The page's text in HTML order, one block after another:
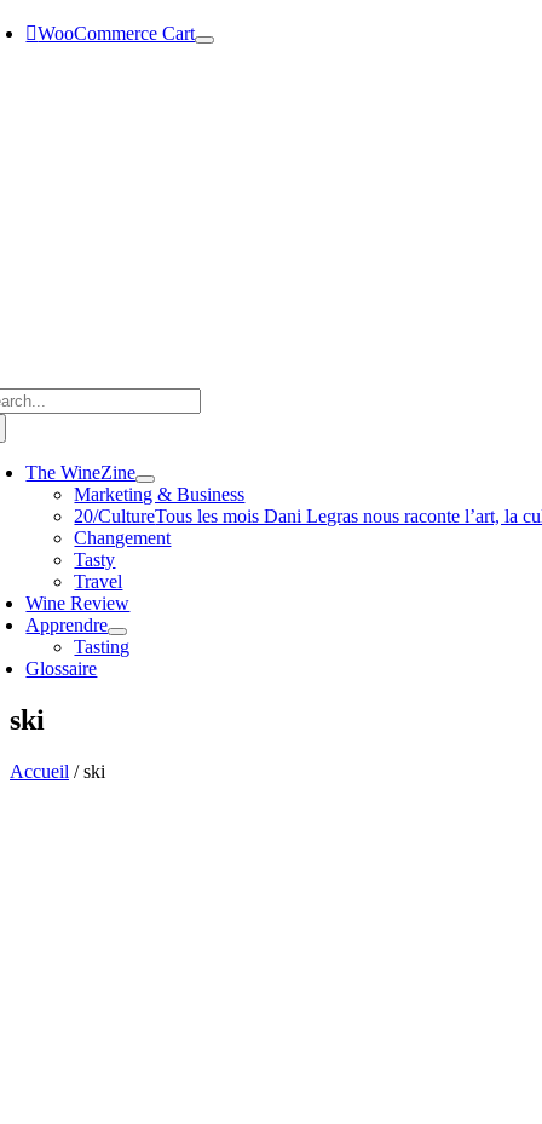
PasserWooCommerce Cart
The WineZine
Marketing & Business
20/CultureTous les mois Dani Legras nous raconte l’art, la
Changement
Tasty
Travel
Wine Review
Apprendre
Tasting
Glossaire
ski
Accueil /ski